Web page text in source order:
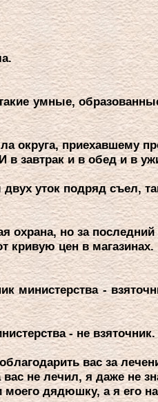
умные,
окpуга, пpиехавшему
завтpак и в обед и в
уток подpяд съел,
но за
цен в магазинах.
-
- не взяточник.
вас за
не лечил, я даже не
дядюшку, а я его